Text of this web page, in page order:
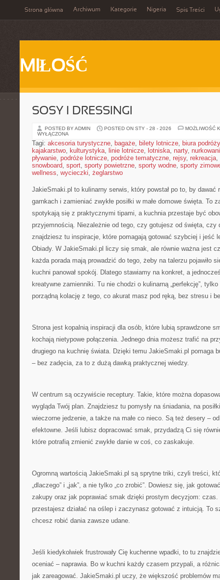
Strona główna Archiwum Kategorie Nigeria Spis Treści
MIŁOŚĆ
SOSY I DRESSINGI
POSTED BY ADMIN POSTED ON STY - 28 - 2026
MOŻLIWOŚĆ
WYŁĄCZONA
Tagi: akcesoria turystyczne, bagaże, bilety lotnicze, biura podróży
kajakarstwo, kulturystyka, linie lotnicze, lotniska, narty,
pływanie, podróże lotnicze, podróże tematyczne, rejsy, rekreacja,
snowboard, sport, sporty powietrzne, sporty wodne, sporty
wellness, wycieczki, żeglarstwo
JakieSmaki.pl to kulinarny serwis, który powstał po to, by dawać
garnkach i zamieniać zwykłe posiłki w małe domowe święta. To
spotykają się z praktycznymi tipami, a kuchnia przestaje być
przyjemnością. Niezależnie od tego, czy gotujesz od święta, czy
znajdziesz tu inspiracje, które pomagają gotować szybciej i jeść
Obiady. W JakieSmaki.pl liczy się smak, ale równie ważna jest
każda porada mają prowadzić do tego, żeby na talerzu pojawiło
kuchni panował spokój. Dlatego stawiamy na konkret, a
kreatywne zamienniki. Tu nie chodzi o kulinarną „perfekcję”,
porządną kolację z tego, co akurat masz pod ręką, bez stresu i
Strona jest kopalnią inspiracji dla osób, które lubią sprawdzone
kochają nietypowe połączenia. Jednego dnia możesz trafić na
drugiego na kuchnię świata. Dzięki temu JakieSmaki.pl pomaga
– bez zadęcia, za to z dużą dawką praktycznej wiedzy.
W centrum są oczywiście receptury. Takie, które można
wygląda Twój plan. Znajdziesz tu pomysły na śniadania, na
wieczorne jedzenie, a także na małe co nieco. Są też desery –
efektowne. Jeśli lubisz dopracować smak, przydadzą Ci się
które potrafią zmienić zwykłe danie w coś, co zaskakuje.
Ogromną wartością JakieSmaki.pl są sprytne triki, czyli treści,
„dlaczego” i „jak”, a nie tylko „co zrobić”. Dowiesz się, jak
zakupy oraz jak poprawiać smak dzięki prostym decyzjom: czas.
przestajesz działać na oślep i zaczynasz gotować z intuicją. To
chcesz robić dania zawsze udane.
Jeśli kiedykolwiek frustrowały Cię kuchenne wpadki, to tu
oceniać – naprawia. Bo w kuchni każdy czasem przypali, a
jak zareagować. JakieSmaki.pl uczy, że większość problemów